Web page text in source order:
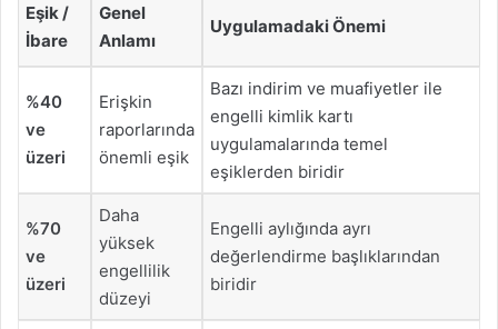
Eşik /
İbare
Genel
Anlamı
Uygulamadaki Önemi
%40
ve
üzeri
Erişkin
raporlarında
önemli eşik
Bazı indirim ve muafiyetler ile
engelli kimlik kartı
uygulamalarında temel
eşiklerden biridir
%70
ve
üzeri
Daha
yüksek
engellilik
düzeyi
Engelli aylığında ayrı
değerlendirme başlıklarından
biridir